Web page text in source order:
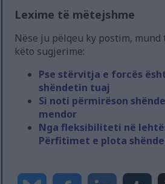
Lexime të mëtejshme
Nëse ju pëlqeu ky postim,
këto sugjerime:
Pse stërvitja e forcës
shëndetin tuaj
Si noti përmirëson
mendor
Nga fleksibiliteti në
Përfitimet e plota